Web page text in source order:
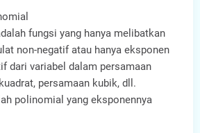
fungsi yang hanya melibatkan
non-negatif atau hanya eksponen
dari variabel dalam persamaan
persamaan kubik, dll.
polinomial yang eksponennya